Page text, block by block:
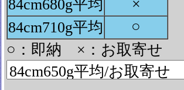
84cm680g平均
×
84cm710g平均
○
○：即納 ×：お取寄せ